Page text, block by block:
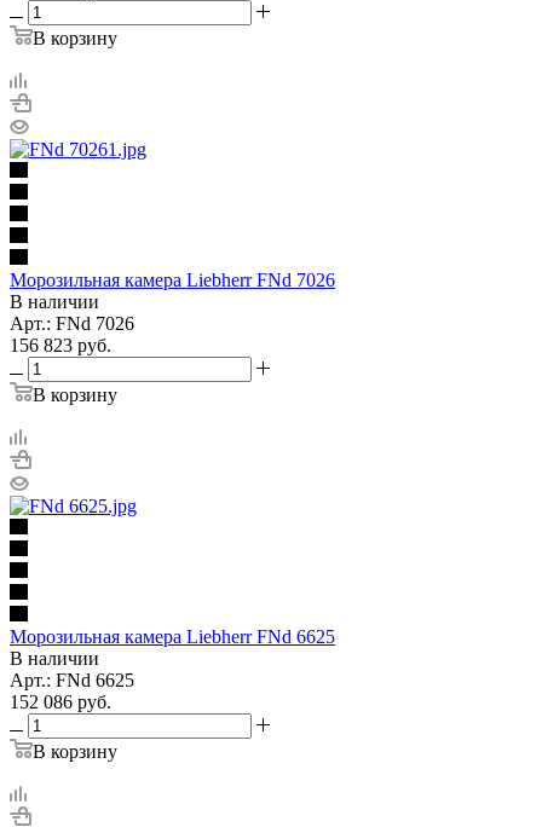
В корзину
Морозильная камера Liebherr FNd 7026
В наличии
Арт.: FNd 7026
156 823 руб.
В корзину
Морозильная камера Liebherr FNd 6625
В наличии
Арт.: FNd 6625
152 086 руб.
В корзину